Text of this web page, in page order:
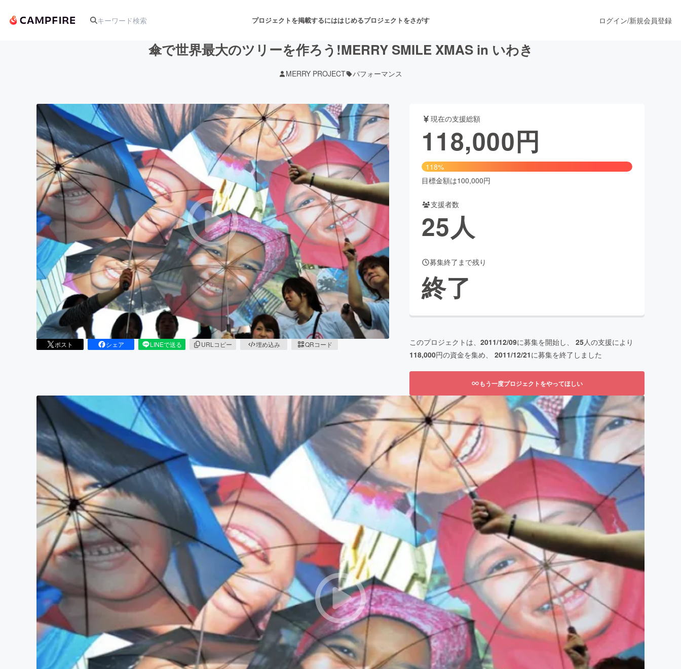
プロジェクトを掲載するにははじめるプロジェクトをさがす
アート・写真 音楽 舞台・パフォーマンス
テクノロジー・ガジェット ゲーム・サービス開発 フード・飲食店 ファッション
映像・映画 書籍・雑誌出版 アニメ・漫画
ビジネス・起業 チャレンジ ビューティー・ヘルスケア
まちづくり・地域活性化
CAMPFIRE for Social Good
CAMPFIRE Creation
CAMPFIREふるさと納税machi-yaコミュニティ
ログイン/新規会員登録
傘で世界最大のツリーを作ろう!MERRY SMILE XMAS in いわき
MERRY PROJECT パフォーマンス
ポスト シェア LINEで送る URLコピー 埋め込み QRコード
現在の支援総額
118,000円
118%
目標金額は100,000円
支援者数
25人
募集終了まで残り
終了
このプロジェクトは、 2011/12/09に募集を開始し、 25人の支援により
118,000円の資金を集め、 2011/12/21に募集を終了しました
もう一度プロジェクトをやってほしい